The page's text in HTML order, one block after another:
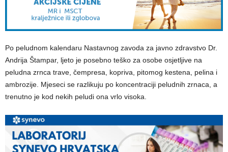
Po peludnom kalendaru Nastavnog zavoda za javno zdravstvo Dr.
Andrija Štampar, ljeto je posebno teško za osobe osjetljive na
peludna zrnca trave, čempresa, kopriva, pitomog kestena, pelina i
ambrozije. Mjeseci se razlikuju po koncentraciji peludnih zrnaca, a
trenutno je kod nekih peludi ona vrlo visoka.